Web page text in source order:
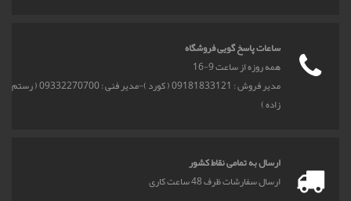
ساعات پاسخ گویی فروشگاه
همه روزه از ساعت 9-16
مدیر فروش : 09181833121 ( کورد )-مدیر فنی : 09332270700 ( رستم
زاده )
ارسال به تمامی نقاط کشور
ارسال سفارشات ظرف 48 ساعت کاری